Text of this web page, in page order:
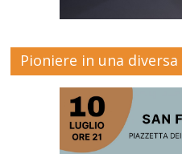
Pioniere in una